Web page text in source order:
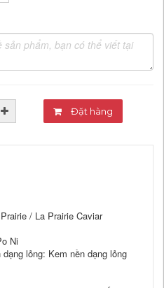
Đặt hàng
/ La Prairie Caviar
Ni
lỏng: Kem nền dạng lỏng